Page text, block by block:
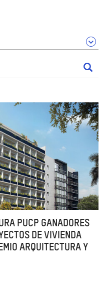
PUCP GANADORES
DE VIVIENDA
ARQUITECTURA Y